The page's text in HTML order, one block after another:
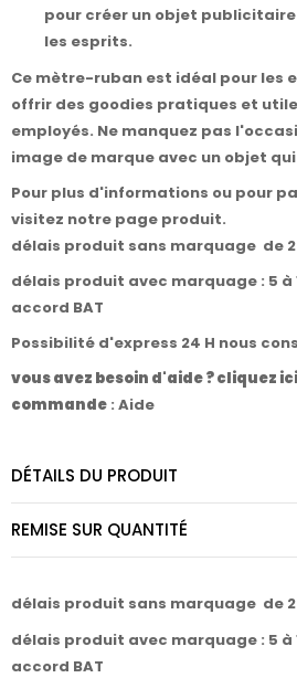
pour créer un objet
les esprits.
Ce mètre-ruban est idéal pour les
offrir des goodies pratiques et
employés. Ne manquez pas
image de marque avec un objet
Pour plus d'informations ou pour
visitez notre page produit.
délais produit sans marquage de 2
délais produit avec marquage : 5 à
accord BAT
Possibilité d'express 24 H nous
vous avez besoin d'aide ? cliquez
commande : Aide
DÉTAILS DU PRODUIT
REMISE SUR QUANTITÉ
délais produit sans marquage de 2
délais produit avec marquage : 5 à
accord BAT